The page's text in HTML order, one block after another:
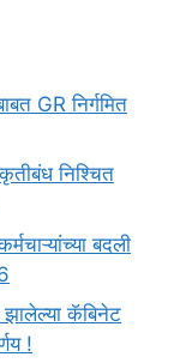
GR निर्गमित
निश्चित
बदली
कॅबिनेट
!